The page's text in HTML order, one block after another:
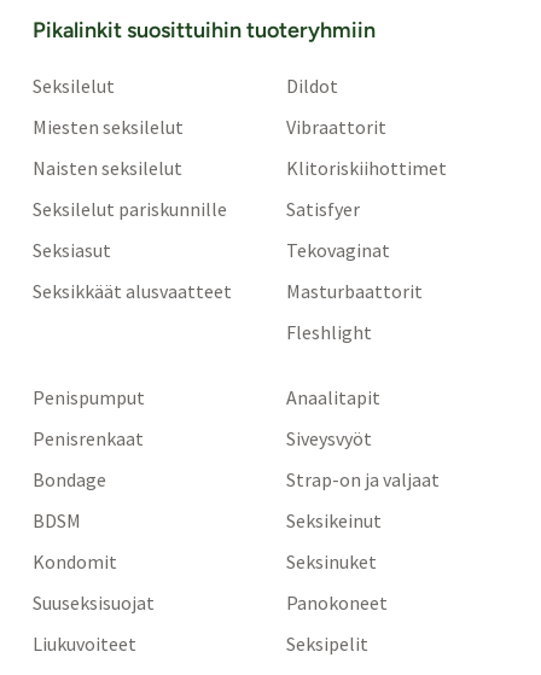
Pikalinkit suosittuihin tuoteryhmiin
Seksilelut
Miesten seksilelut
Naisten seksilelut
Seksilelut pariskunnille
Seksiasut
Seksikkäät alusvaatteet
Dildot
Vibraattorit
Klitoriskiihottimet
Satisfyer
Tekovaginat
Masturbaattorit
Fleshlight
Penispumput
Penisrenkaat
Bondage
BDSM
Kondomit
Suuseksisuojat
Liukuvoiteet
Anaalitapit
Siveysvyöt
Strap-on ja valjaat
Seksikeinut
Seksinuket
Panokoneet
Seksipelit